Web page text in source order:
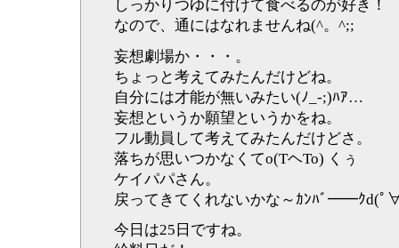
しっかりつゆに付けて食べるのが好き！
なので、通にはなれませんね(^。^;;
妄想劇場か・・・。
ちょっと考えてみたんだけどね。
自分には才能が無いみたい(ﾉ_-;)ﾊｱ…
妄想というか願望というかをね。
フル動員して考えてみたんだけどさ。
落ちが思いつかなくてo(TヘTo) くぅ
ケイパパさん。
戻ってきてくれないかな～ｶﾝﾊﾞ━━ｸd(ﾟ
今日は25日ですね。